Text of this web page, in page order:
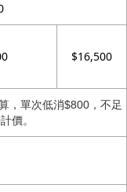
$16,500
，單次低消$800，不足
價。